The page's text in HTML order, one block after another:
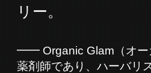
リー。
━━ Organic Glam（オ
薬剤師であり、ハーバリ